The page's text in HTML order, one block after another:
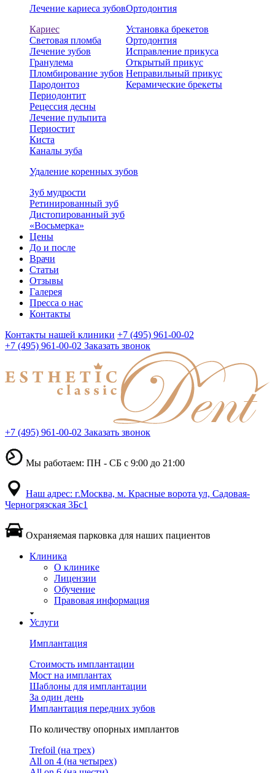
Лечение кариеса зубов
Кариес
Световая пломба
Лечение зубов
Гранулема
Пломбирование зубов
Пародонтоз
Периодонтит
Рецессия десны
Лечение пульпита
Периостит
Киста
Каналы зуба
Ортодонтия
Установка брекетов
Ортодонтия
Исправление прикуса
Открытый прикус
Неправильный прикус
Керамические брекеты
Удаление коренных зубов
Зуб мудрости
Ретинированный зуб
Дистопированный зуб
«Восьмерка»
Цены
До и после
Врачи
Статьи
Отзывы
Галерея
Пресса о нас
Контакты
Контакты нашей клиники +7 (495) 961-00-02
+7 (495) 961-00-02 Заказать звонок
+7 (495) 961-00-02 Заказать звонок
Мы работаем: ПН - СБ с 9:00 до 21:00
Наш адрес: г.Москва, м. Красные ворота ул, Садовая-
Черногрязская 3Бс1
Охраняемая парковка для наших пациентов
Клиника
О клинике
Лицензии
Обучение
Правовая информация
Услуги
Имплантация
Стоимость имплантации
Мост на имплантах
Шаблоны для имплантации
За один день
Имплантация передних зубов
По количеству опорных имплантов
Trefoil (на трех)
All on 4 (на четырех)